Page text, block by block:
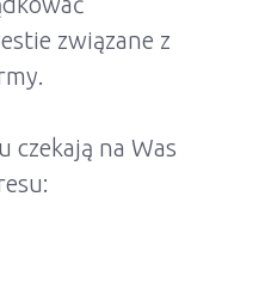
związane z
czekają na Was